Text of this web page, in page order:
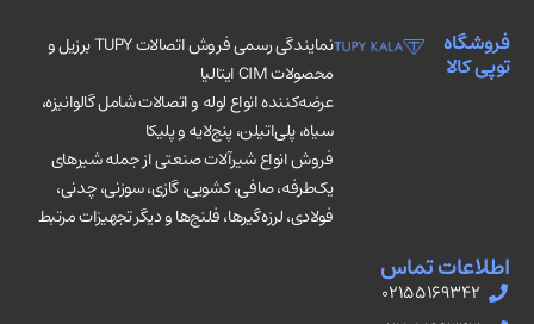
فروشگاه
توپی کالا
نمایندگی رسمی فروش اتصالات TUPY برزیل و
محصولات CIM ایتالیا
عرضه‌کننده انواع لوله و اتصالات شامل گالوانیزه،
سیاه، پلی‌اتیلن، پنج‌لایه و پلیکا
فروش انواع شیرآلات صنعتی از جمله شیرهای
یک‌طرفه، صافی، کشویی، گازی، سوزنی، چدنی،
فولادی، لرزه‌گیرها، فلنج‌ها و دیگر تجهیزات مرتبط
اطلاعات تماس
02155169342